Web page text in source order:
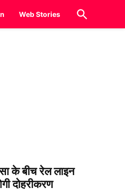
Web Stories
Open
Search
के बीच रेल लाइन
दोहरीकरण